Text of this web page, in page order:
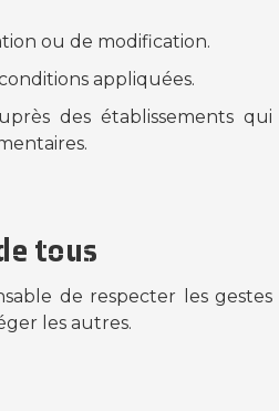
ou de modification.
appliquées.
des établissements qui
tous
de respecter les gestes
les autres.